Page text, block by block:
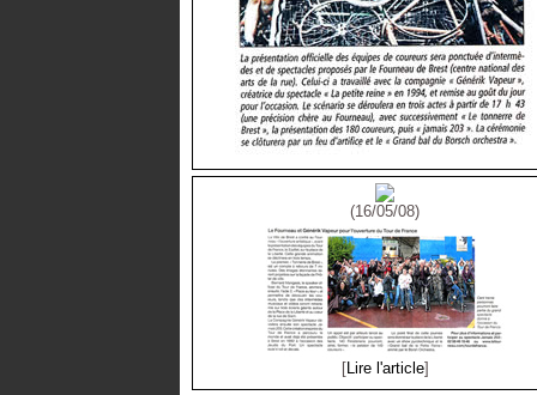
(16/05/08)
[Lire l'article]